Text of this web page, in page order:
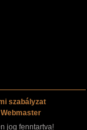
szabályzat
Webmaster
jog fenntartva!